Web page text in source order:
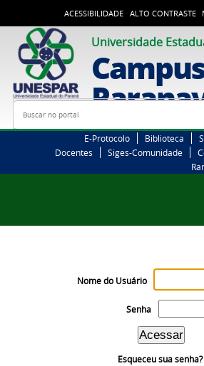
ACESSIBILIDADE ALTO CONTRASTE
Universidade
Busca
E-Protocolo Biblioteca
Docentes
Siges-Comunidade
Nome do Usuário
Senha
Esqueceu sua senha?